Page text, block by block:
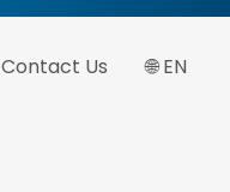
Contact Us 🌐 EN